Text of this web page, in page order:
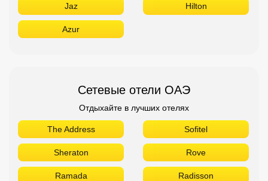
Jaz Hilton
Azur
Сетевые отели ОАЭ
Отдыхайте в лучших отелях
The Address Sofitel
Sheraton Rove
Ramada Radisson